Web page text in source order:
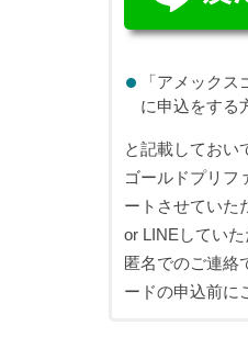
「アメック
に申込をする
と記載しておい
ゴールドプリフ
ートさせていた
or LINEしていた
匿名でのご連絡
ードの申込前に